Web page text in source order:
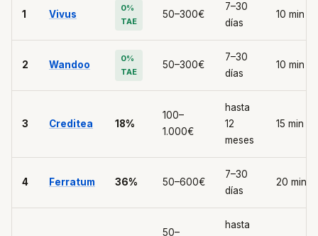
1 Vivus
0%
TAE
50–300€
7–30
días
10 min
2 Wandoo
0%
TAE
50–300€
7–30
días
10 min
3 Creditea 18%
100–
1.000€
hasta
12
meses
15 min
4 Ferratum 36% 50–600€
7–30
días
20 min
50–
hasta